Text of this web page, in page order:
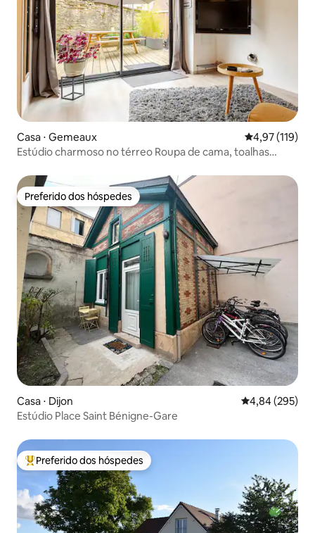
Casa ⋅ Gemeaux 4,97 de uma
4,97 (119)
Estúdio charmoso no térreo Roupa de cama, toalhas
Preferido dos hóspedes
Preferido dos hóspedes
Casa ⋅ Dijon 4,84 de uma
4,84 (295)
Estúdio Place Saint Bénigne-Gare
Entre os melhores preferidos dos hóspedes
Preferido dos hóspedes